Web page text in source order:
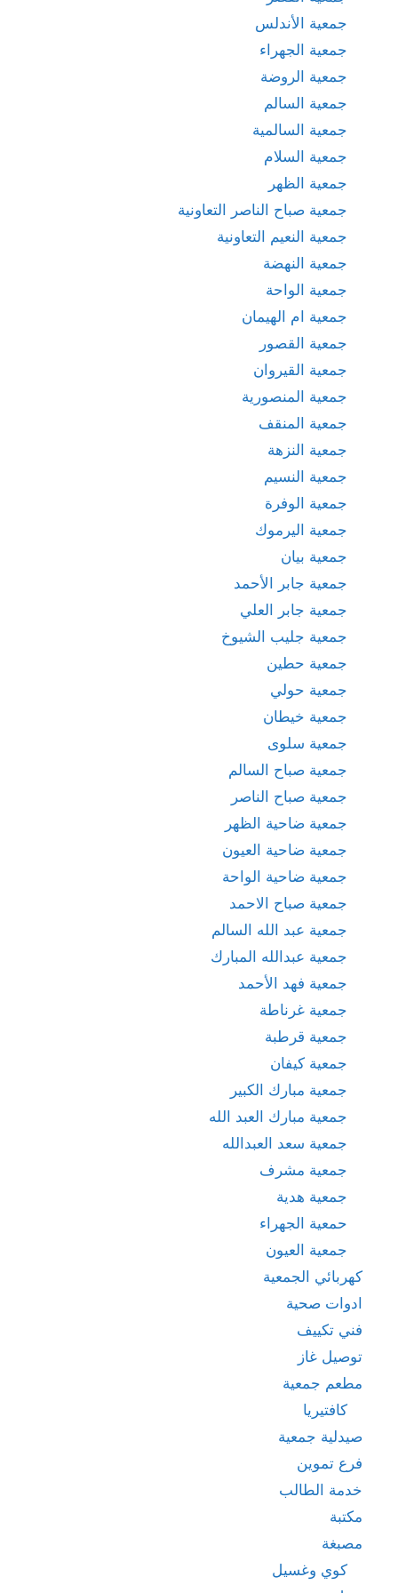
جمعية الأندلس
جمعية الجهراء
جمعية الروضة
جمعية السالم
جمعية السالمية
جمعية السلام
جمعية الظهر
جمعية صباح الناصر التعاونية
جمعية النعيم التعاونية
جمعية النهضة
جمعية الواحة
جمعية ام الهيمان
جمعية القصور
جمعية القيروان
جمعية المنصورية
جمعية المنقف
جمعية النزهة
جمعية النسيم
جمعية الوفرة
جمعية اليرموك
جمعية بيان
جمعية جابر الأحمد
جمعية جابر العلي
جمعية جليب الشيوخ
جمعية حطين
جمعية حولي
جمعية خيطان
جمعية سلوى
جمعية صباح السالم
جمعية صباح الناصر
جمعية ضاحية الظهر
جمعية ضاحية العيون
جمعية ضاحية الواحة
جمعية صباح الاحمد
جمعية عبد الله السالم
جمعية عبدالله المبارك
جمعية فهد الأحمد
جمعية غرناطة
جمعية قرطبة
جمعية كيفان
جمعية مبارك الكبير
جمعية مبارك العبد الله
جمعية سعد العبدالله
جمعية مشرف
جمعية هدية
حمعية الجهراء
جمعية العيون
كهربائي الجمعية
ادوات صحية
فني تكييف
توصيل غاز
مطعم جمعية
كافتيريا
صيدلية جمعية
فرع تموين
خدمة الطالب
مكتبة
مصبغة
كوي وغسيل